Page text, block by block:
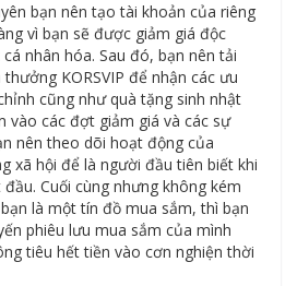
bạn nên tạo tài khoản của riêng
vì bạn sẽ được giảm giá độc
nhân hóa. Sau đó, bạn nên tải
KORSVIP để nhận các ưu
cũng như quà tặng sinh nhật
vào các đợt giảm giá và các sự
nên theo dõi hoạt động của
xã hội để là người đầu tiên biết khi
Cuối cùng nhưng không kém
là một tín đồ mua sắm, thì bạn
phiêu lưu mua sắm của mình
tiêu hết tiền vào cơn nghiện thời